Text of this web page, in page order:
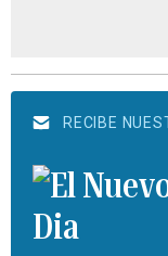
RECIBE